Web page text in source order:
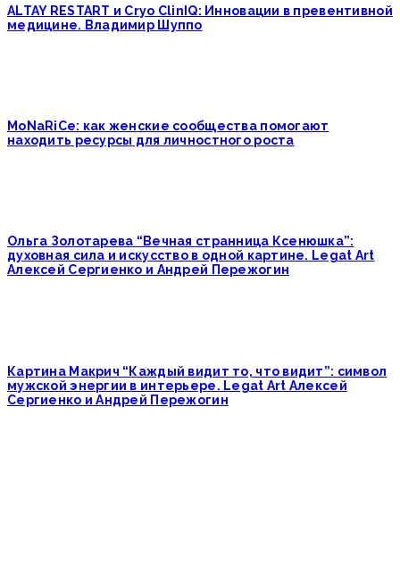
ALTAY RESTART и Cryo ClinIQ: Инновации в превентивной
медицине. Владимир Шуппо
MoNaRiCe: как женские сообщества помогают
находить ресурсы для личностного роста
Ольга Золотарева “Вечная странница Ксенюшка”:
духовная сила и искусство в одной картине. Legat Art
Алексей Сергиенко и Андрей Пережогин
Картина Макрич “Каждый видит то, что видит”: символ
мужской энергии в интерьере. Legat Art Алексей
Сергиенко и Андрей Пережогин